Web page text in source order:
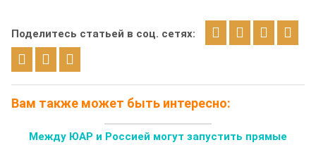
Поделитесь статьей в соц. сетях:
Вам также может быть интересно:
Между ЮАР и Россией могут запустить прямые